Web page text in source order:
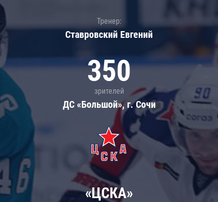
Тренер:
Ставровский Евгений
350
зрителей
ДС «Большой», г. Сочи
«ЦСКА»